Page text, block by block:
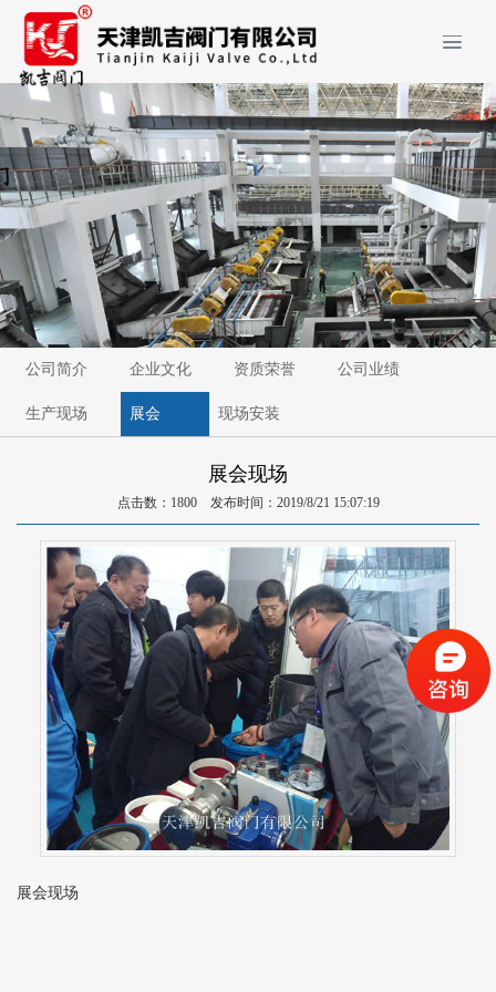
公司简介 企业文化 资质荣誉 公司业绩
生产现场 展会 现场安装
展会现场
点击数：1800 发布时间：2019/8/21 15:07:19
展会现场